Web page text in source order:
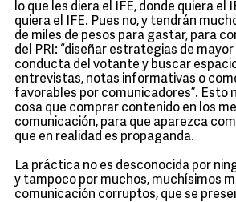
lo que les diera el IFE, donde quiera el
quiera el IFE. Pues no, y tendrán
de miles de pesos para gastar, para
del PRI: “diseñar estrategias de
conducta del votante y buscar
entrevistas, notas informativas o
favorables por comunicadores”. Esto
cosa que comprar contenido en los
comunicación, para que aparezca
que en realidad es propaganda.
La práctica no es desconocida por
y tampoco por muchos, muchísimos
comunicación corruptos, que se